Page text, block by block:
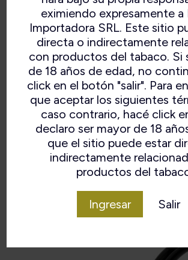
eximiendo expresamente a
Importadora SRL. Este sitio
directa o indirectamente
con productos del tabaco. Si
de 18 años de edad, no
click en el botón "salir". Para
que aceptar los siguientes
caso contrario, hacé click
declaro ser mayor de 18
que el sitio puede estar
indirectamente
productos del
Ingresar Salir
cámara
Ancho de la cámara
20 mm
Material del tallo
Filtro
Ninguno
Forma
Acabado
Rústico
Brezo
Irlanda